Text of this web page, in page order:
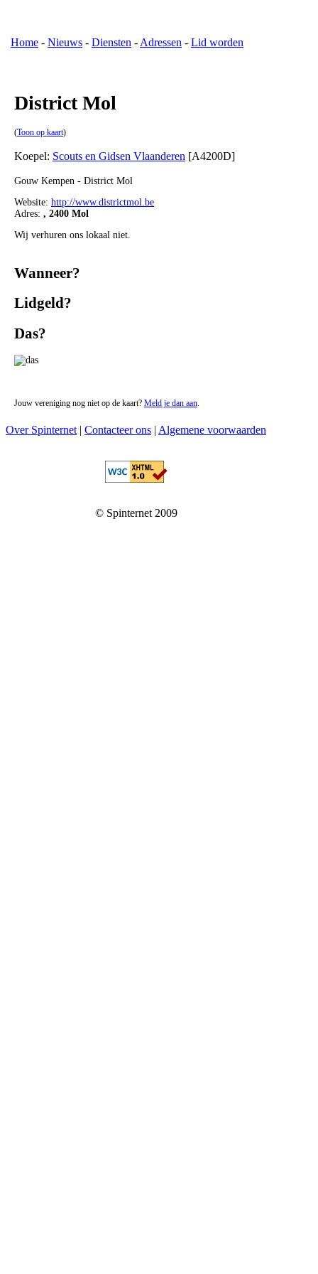
Home - Nieuws - Diensten - Adressen - Lid worden
District Mol
(Toon op kaart)
Koepel: Scouts en Gidsen Vlaanderen [A4200D]
Gouw Kempen - District Mol
Website: http://www.districtmol.be
Adres: , 2400 Mol
Wij verhuren ons lokaal niet.
Wanneer?
Lidgeld?
Das?
Jouw vereniging nog niet op de kaart? Meld je dan aan.
Over Spinternet | Contacteer ons | Algemene voorwaarden
© Spinternet 2009